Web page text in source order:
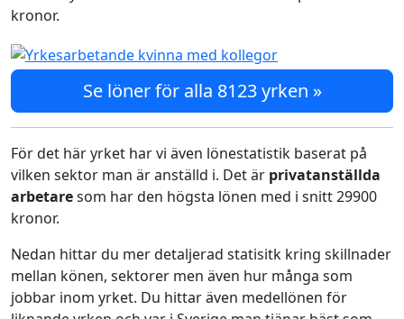
kronor.
Se löner för alla 8123 yrken »
För det här yrket har vi även lönestatistik baserat på
vilken sektor man är anställd i. Det är privatanställda
arbetaresom har den högsta lönen med i snitt 29900
kronor.
Nedan hittar du mer detaljerad statisitk kring skillnader
mellan könen, sektorer men även hur många som
jobbar inom yrket. Du hittar även medellönen för